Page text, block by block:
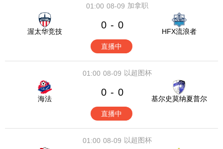
08-09
01:00 加拿职
渥太华竞技
0 - 0
HFX流浪者
直播中
08-09
01:00 以超图杯
海法
0 - 0
基尔史莫纳夏普尔
直播中
08-09
01:00 以超图杯